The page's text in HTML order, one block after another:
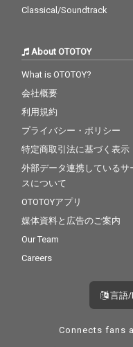
Classical/Soundtrack
About OTOTOY
What is OTOTOY?
会社概要
利用規約
プライバシー・ポリシー
特定商取引法に基づく表示
外部データ連携しているサ
スについて
OTOTOYアプリ
媒体資料と広告のご案内
Our Team
Careers
言語/
Connects fans